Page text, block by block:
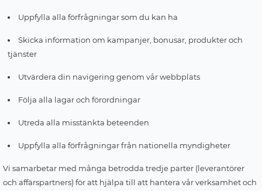
Uppfylla alla förfrågningar som du kan ha
Skicka information om kampanjer, bonusar, produkter och
tjänster
Utvärdera din navigering genom vår webbplats
Följa alla lagar och förordningar
Utreda alla misstänkta beteenden
Uppfylla alla förfrågningar från nationella myndigheter
Vi samarbetar med många betrodda tredje parter (leverantörer
och affärspartners) för att hjälpa till att hantera vår verksamhet och